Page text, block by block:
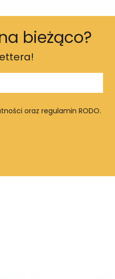
bieżąco?
oraz regulamin RODO.